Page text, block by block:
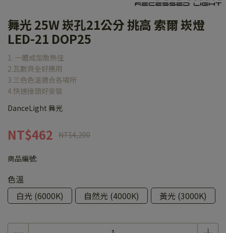
舞光 25W 崁孔21公分 挑高 索爾 崁燈
LED-21 DOP25
1. 一體成型散熱佳
2.瓦數齊全好應用
3.三色色溫適合各場所
4.快速接頭好安裝
DanceLight 舞光
NT$462 NT$4,200
商品編號:
色溫
白光 (6000K)
自然光 (4000K) 黃光 (3000K)